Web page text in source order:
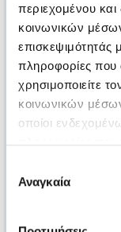
περιεχομένου
κοινωνικών
επισκεψιμότητάς
πληροφορίες
χρησιμοποιείτε
κοινωνικών
οποίοι
των υπηρεσιών
συγκατάθεσης
Αναγκαία
23.06.2023
Την ΕΛΕΠΑΠ